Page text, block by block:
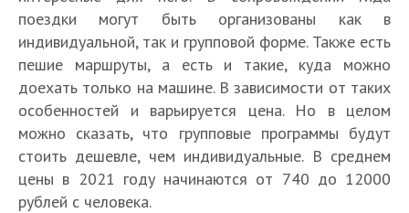
поездки могут быть организованы как в
индивидуальной, так и групповой форме. Также есть
пешие маршруты, а есть и такие, куда можно
доехать только на машине. В зависимости от таких
особенностей и варьируется цена. Но в целом
можно сказать, что групповые программы будут
стоить дешевле, чем индивидуальные. В среднем
цены в 2021 году начинаются от 740 до 12000
рублей с человека.